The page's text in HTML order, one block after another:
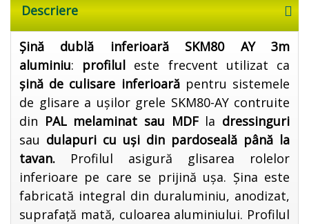
Descriere
Șină dublă inferioară SKM80 AY 3m
aluminiu: profilul este frecvent utilizat ca
șină de culisare inferioară pentru sistemele
de glisare a ușilor grele SKM80-AY contruite
din PAL melaminat sau MDFla dressinguri
sau dulapuri cu uși din pardoseală până la
tavan. Profilul asigură glisarea rolelor
inferioare pe care se prijină ușa. Șina este
fabricată integral din duraluminiu, anodizat,
suprafață mată, culoarea aluminiului. Profilul